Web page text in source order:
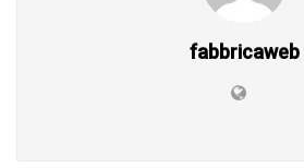
fabbricaweb